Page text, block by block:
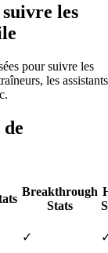
les
pour suivre les
les assistants
Breakthrough
Stats
✓